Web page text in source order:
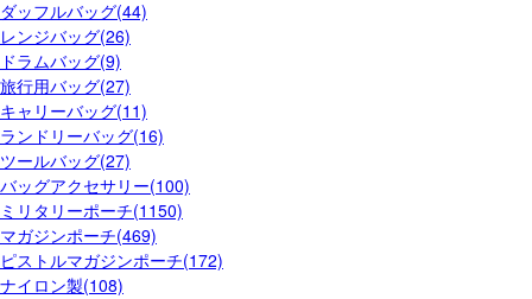
ダッフルバッグ(44)
レンジバッグ(26)
ドラムバッグ(9)
旅行用バッグ(27)
キャリーバッグ(11)
ランドリーバッグ(16)
ツールバッグ(27)
バッグアクセサリー(100)
ミリタリーポーチ(1150)
マガジンポーチ(469)
ピストルマガジンポーチ(172)
ナイロン製(108)